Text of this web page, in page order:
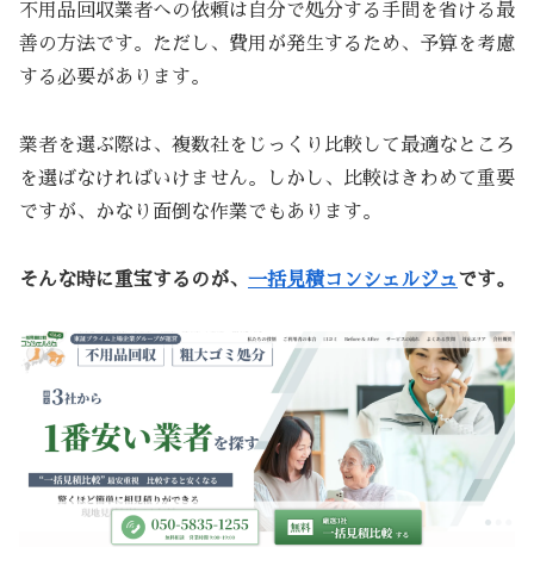
不用品回収業者への依頼は自分で処分する手間を省ける最
善の方法です。ただし、費用が発生するため、予算を考慮
する必要があります。
業者を選ぶ際は、複数社をじっくり比較して最適なところ
を選ばなければいけません。しかし、比較はきわめて重要
ですが、かなり面倒な作業でもあります。
そんな時に重宝するのが、 一括見積コンシェルジュです。